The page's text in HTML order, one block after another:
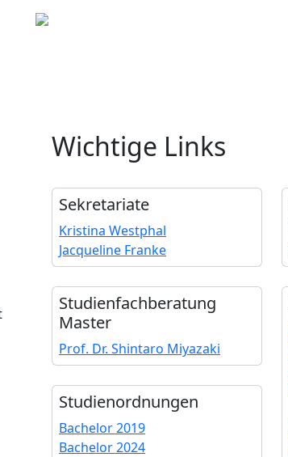
Wichtige Links
Sekretariate
Kristina Westphal
Jacqueline Franke
Studienfach­beratung
Master
Prof. Dr. Shintaro Miyazaki
Studien­ordnungen
Bachelor 2019
Bachelor 2024